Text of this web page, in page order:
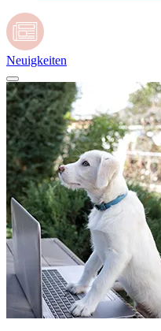
Neuigkeiten